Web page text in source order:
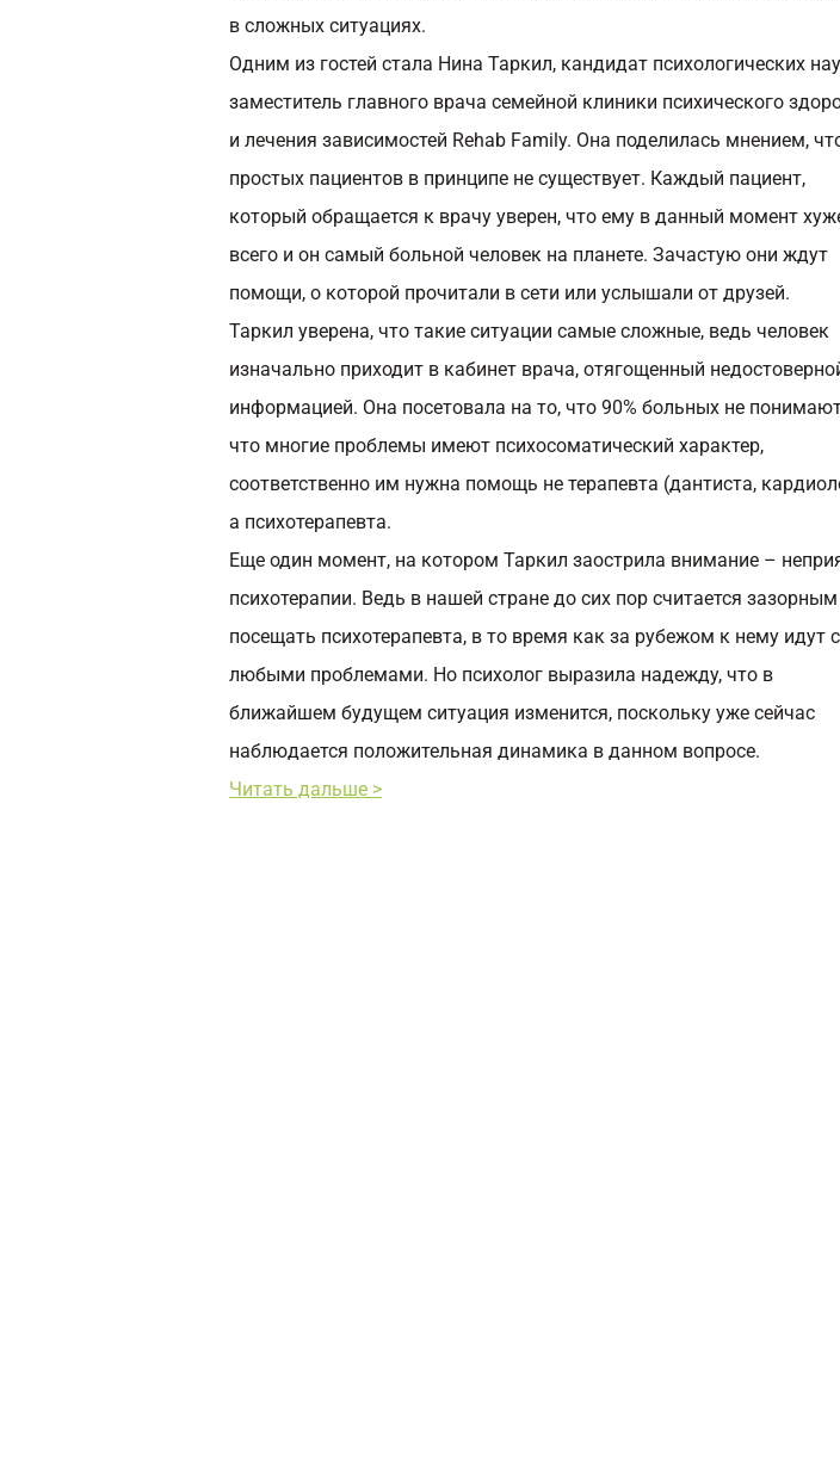
в сложных ситуациях.
Одним из гостей стала Нина Таркил, кандидат психологических
заместитель главного врача семейной клиники психического
и лечения зависимостей Rehab Family. Она поделилась мнением,
простых пациентов в принципе не существует. Каждый пациент,
который обращается к врачу уверен, что ему в данный момент
всего и он самый больной человек на планете. Зачастую они ждут
помощи, о которой прочитали в сети или услышали от друзей.
Таркил уверена, что такие ситуации самые сложные, ведь человек
изначально приходит в кабинет врача, отягощенный
информацией. Она посетовала на то, что 90% больных не
что многие проблемы имеют психосоматический характер,
соответственно им нужна помощь не терапевта (дантиста,
а психотерапевта.
Еще один момент, на котором Таркил заострила внимание –
психотерапии. Ведь в нашей стране до сих пор считается зазорным
посещать психотерапевта, в то время как за рубежом к нему идут с
любыми проблемами. Но психолог выразила надежду, что в
ближайшем будущем ситуация изменится, поскольку уже сейчас
наблюдается положительная динамика в данном вопросе.
Читать дальше >